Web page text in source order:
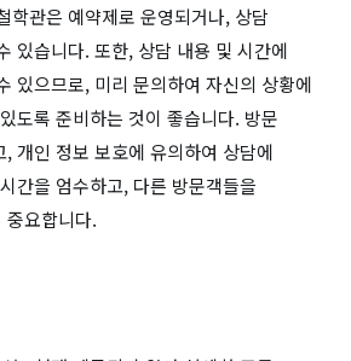
학관은 예약제로 운영되거나, 상담
있습니다. 또한, 상담 내용 및 시간에
있으므로, 미리 문의하여 자신의 상황에
도록 준비하는 것이 좋습니다. 방문
개인 정보 보호에 유의하여 상담에
간을 엄수하고, 다른 방문객들을
중요합니다.